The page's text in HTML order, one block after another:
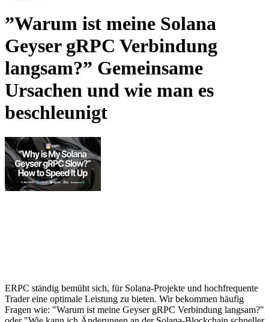
”Warum ist meine Solana
Geyser gRPC Verbindung
langsam?” Gemeinsame
Ursachen und wie man es
beschleunigt
ERPC ständig bemüht sich, für Solana-Projekte und hochfrequente
Trader eine optimale Leistung zu bieten. Wir bekommen häufig
Fragen wie: "Warum ist meine Geyser gRPC Verbindung langsam?"